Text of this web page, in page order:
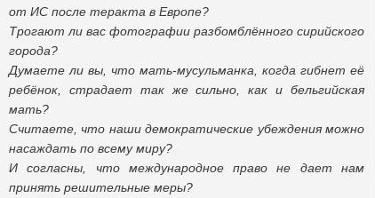
от ИС после теракта в Европе?
Трогают ли вас фотографии разбомблённого сирийского
города?
Думаете ли вы, что мать-мусульманка, когда гибнет её
ребёнок, страдает так же сильно, как и бельгийская
мать?
Считаете, что наши демократические убеждения можно
насаждать по всему миру?
И согласны, что международное право не дает нам
принять решительные меры?